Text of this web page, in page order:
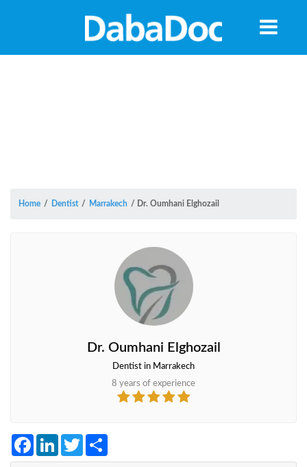
Home / Dentist / Marrakech / Dr. Oumhani Elghozail
Dr. Oumhani Elghozail
Dentist in Marrakech
8 years of experience
FacebookLinkedInTwitter